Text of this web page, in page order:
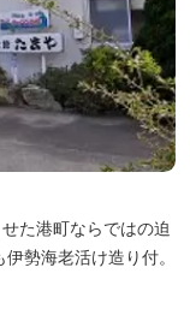
た港町ならではの迫
勢海老活け造り付。